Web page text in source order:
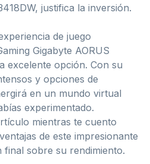
justifica la inversión.
de juego
Gigabyte AORUS
excelente opción. Con su
y opciones de
en un mundo virtual
experimentado.
mientras te cuento
de este impresionante
sobre su rendimiento.